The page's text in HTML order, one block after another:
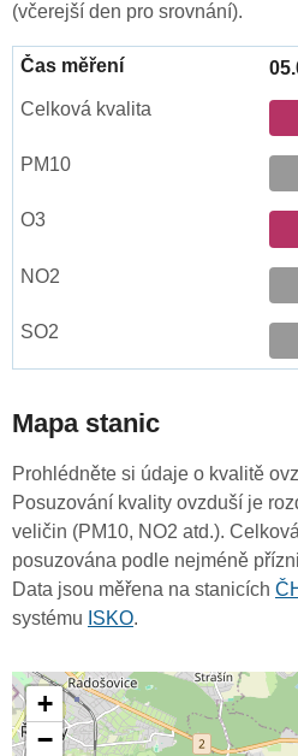
(včerejší den pro srovnání).
Mapa stanic
Prohlédněte si údaje o kvalitě
Posuzování kvality ovzduší je
veličin (PM10, NO2 atd.).
posuzována podle nejméně
Data jsou měřena na stanicích
systému ISKO.
+
−